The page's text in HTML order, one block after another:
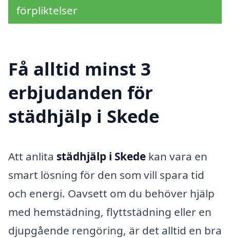
förpliktelser
Få alltid minst 3
erbjudanden för
städhjälp i Skede
Att anlita städhjälp i Skede kan vara en
smart lösning för den som vill spara tid
och energi. Oavsett om du behöver hjälp
med hemstädning, flyttstädning eller en
djupgående rengöring, är det alltid en bra